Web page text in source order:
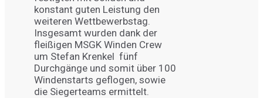
konstant guten Leistung den
weiteren Wettbewerbstag.
Insgesamt wurden dank der
fleißigen MSGK Winden Crew
um Stefan Krenkel fünf
Durchgänge und somit über 100
Windenstarts geflogen, sowie
die Siegerteams ermittelt.